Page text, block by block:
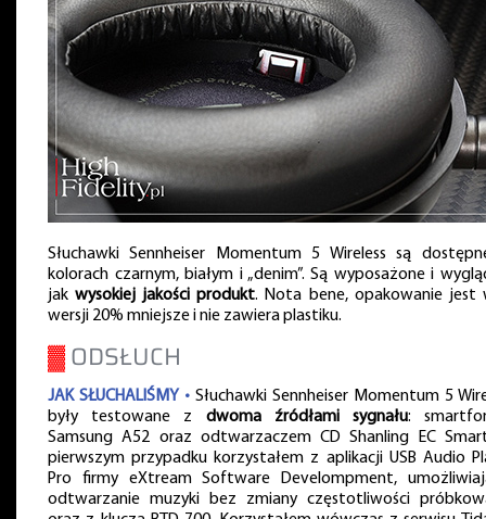
Słuchawki Sennheiser Momentum 5 Wireless są
kolorach czarnym, białym i „denim”. Są wyposażone i
jakwysokiej jakości produkt. Nota bene, opakowanie jest
wersji 20% mniejsze i nie zawiera plastiku.
▓ODSŁUCH
JAK SŁUCHALIŚMY • Słuchawki Sennheiser Momentum 5
były testowane z dwoma źródłami sygnału:
Samsung A52 oraz odtwarzaczem CD Shanling EC
pierwszym przypadku korzystałem z aplikacji USB Audio
Pro firmy eXtream Software Develompment,
odtwarzanie muzyki bez zmiany częstotliwości